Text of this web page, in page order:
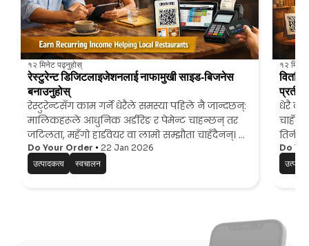
१२ मिनेट पढ्नुहोस्
रेस्टुरेन्ट डिजिटलाइजेशनलाई नाफामुखी साइड‑बिजनेस
बनाउनुहोस्
रेस्टुरेन्टसँग काम गर्ने धेरैले समस्या पहिले नै जान्दछन्:
मालिकहरूले आधुनिक अर्डरिङ र पेमेन्ट चाहन्छन् तर
जटिलता, महँगो हार्डवेयर वा लामो सम्झौता चाहँदैनन्। यो
खाली ठाउँलेस्थानीय कन्सल्ट्यान्ट, IT फ्रीलान्सर,
एजेन्सी र हस्पिटालिटी प्रोफेश
Do Your Order
22 Jan 2026
उत्पादकत्व
स्वचालन
१२ मिनेट
धेरै
धेरै
Do